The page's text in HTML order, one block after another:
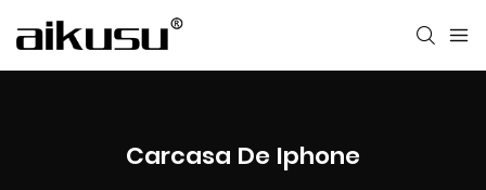
Carcasa De Iphone